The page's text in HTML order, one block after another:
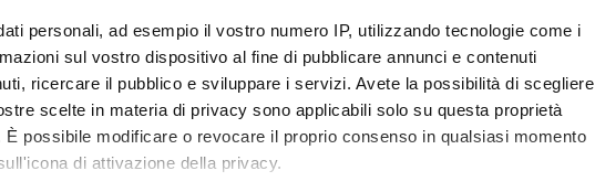
personali, ad esempio il vostro numero IP, utilizzando tecnologie come i
sul vostro dispositivo al fine di pubblicare annunci e contenuti
ricercare il pubblico e sviluppare i servizi. Avete la possibilità di scegliere
scelte in materia di privacy sono applicabili solo su questa proprietà
possibile modificare o revocare il proprio consenso in qualsiasi momento
di attivazione della privacy.
della trasparenza.
di dette istante è il seguente:
motivata e sostenuta da un interesse qualificato e deve
del documento, dell’informazione o del dato richiesto sul